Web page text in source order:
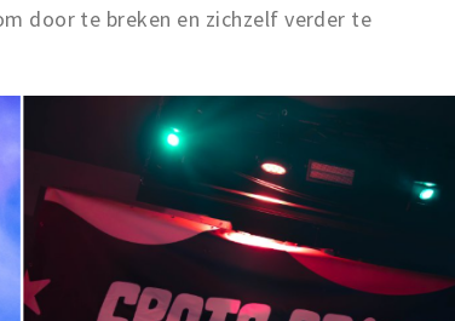
door te breken en zichzelf verder te